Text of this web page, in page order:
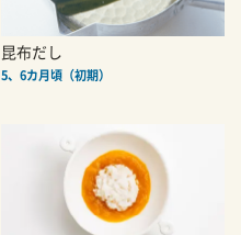
昆布だし
5、6カ月頃（初期）